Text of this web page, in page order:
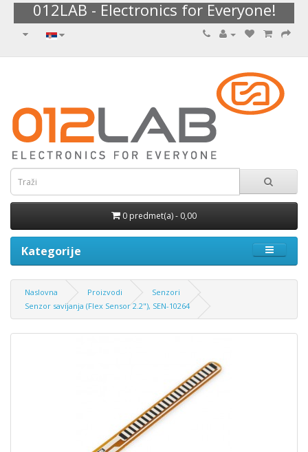
012LAB - Electronics for Everyone!
0 predmet(a) - 0,00
Kategorije
Naslovna Proizvodi
Senzori
Senzor savijanja (Flex Sensor 2.2"), SEN-10264